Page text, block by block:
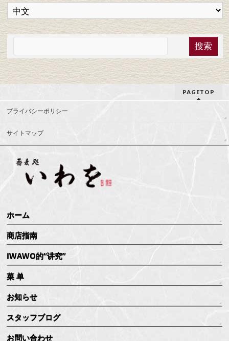
PAGETOP
プライバシーポリシー
サイトマップ
ホーム
商店指南
IWAWO的“讲究”
菜 单
お知らせ
スタッフブログ
お問い合わせ